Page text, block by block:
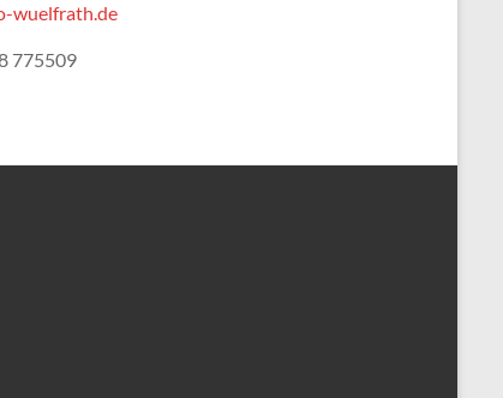
wuelfrath.de
775509